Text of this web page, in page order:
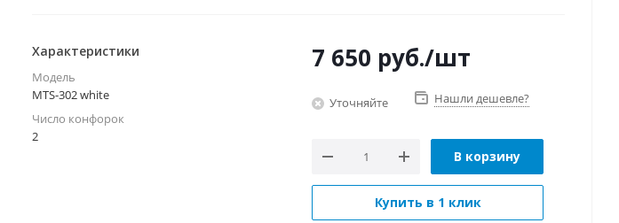
Характеристики
Модель
MTS-302 white
Число конфорок
2
7 650 руб./шт
Уточняйте Нашли дешевле?
В корзину
Купить в 1 клик